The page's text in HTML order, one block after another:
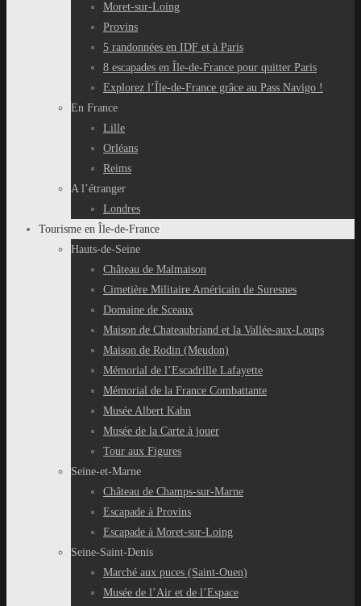
Moret-sur-Loing
Provins
5 randonnées en IDF et à Paris
8 escapades en Île-de-France pour quitter Paris
Explorez l’Île-de-France grâce au Pass Navigo !
En France
Lille
Orléans
Reims
A l’étranger
Londres
Tourisme en Île-de-France
Hauts-de-Seine
Château de Malmaison
Cimetière Militaire Américain de Suresnes
Domaine de Sceaux
Maison de Chateaubriand et la Vallée-aux-Loups
Maison de Rodin (Meudon)
Mémorial de l’Escadrille Lafayette
Mémorial de la France Combattante
Musée Albert Kahn
Musée de la Carte à jouer
Tour aux Figures
Seine-et-Marne
Château de Champs-sur-Marne
Escapade à Provins
Escapade à Moret-sur-Loing
Seine-Saint-Denis
Marché aux puces (Saint-Ouen)
Musée de l’Air et de l’Espace